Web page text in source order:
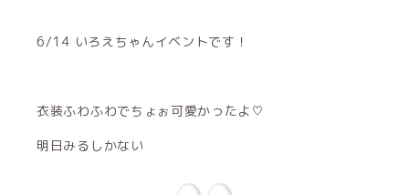
6/14 いろえちゃんイベントです！
衣装ふわふわでちょぉ可愛かったよ♡
明日みるしかない